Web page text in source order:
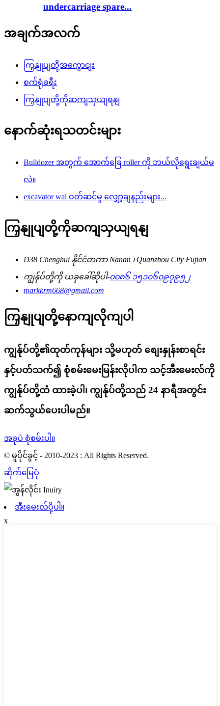
undercarriage spare...
အချက်အလက်
ကြှနျုပျတို့အကွောငျး
စက်ရုံခရီး
ကြှနျုပျတို့ကိုဆကျသှယျရနျ
နောက်ဆုံးရသတင်းများ
Bulldozer အတွက် အောက်ခြေ roller ကို ဘယ်လိုရွေးချယ်မ
လဲ။
excavator wal ဝတ်ဆင်မှု လျှော့ချနည်းများ...
ကြှနျုပျတို့ကိုဆကျသှယျရနျ
D38 Chenghui နိုင်ငံတကာ Nanan ၊ Quanzhou City Fujian
ကျွန်ုပ်တို့ကို ယခုခေါ်ဆိုပါ-၀၀၈၆ ၁၅၁၀၆၀၉၇၉၅၂
markkrm668@gmail.com
ကြှနျုပျတို့နောကျလိုကျပါ
ကျွန်ုပ်တို့၏ထုတ်ကုန်များ သို့မဟုတ် စျေးနှုန်းစာရင်း
နှင့်ပတ်သက်၍ စုံစမ်းမေးမြန်းလိုပါက သင့်အီးမေးလ်ကို
ကျွန်ုပ်တို့ထံ ထားခဲ့ပါ၊ ကျွန်ုပ်တို့သည် 24 နာရီအတွင်း
ဆက်သွယ်ပေးပါမည်။
အခုပဲ စုံစမ်းပါ။
© မူပိုင်ခွင့် - 2010-2023 : All Rights Reserved.
ဆိုက်မြေပုံ
အီးမေးလ်ပို့ပါ။
x